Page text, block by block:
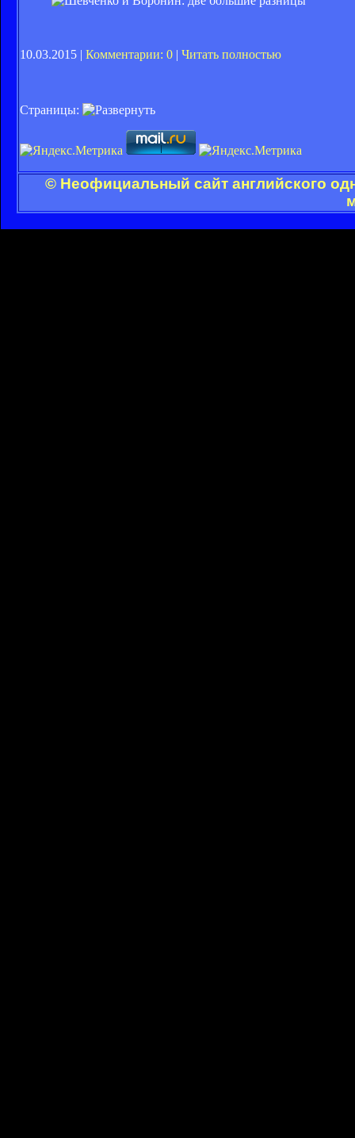
10.03.2015 | Комментарии: 0 | Читать полностью
Страницы:
© Неофициальный сайт английского